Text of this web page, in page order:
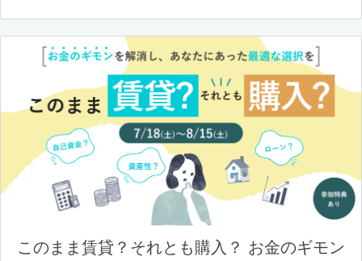
このまま賃貸？それとも購入？ お金のギモン